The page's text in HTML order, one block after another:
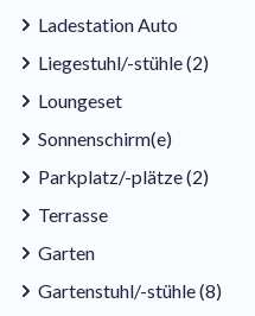
Ladestation Auto
Liegestuhl/-stühle (2)
Loungeset
Sonnenschirm(e)
Parkplatz/-plätze (2)
Terrasse
Garten
Gartenstuhl/-stühle (8)